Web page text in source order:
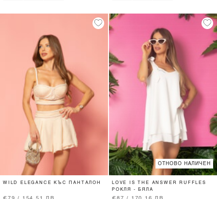
WILD ELEGANCE КЪС ПАНТАЛОН
ОТНОВО НАЛИЧЕН
LOVE IS THE ANSWER RUFFLES
РОКЛЯ - БЯЛА